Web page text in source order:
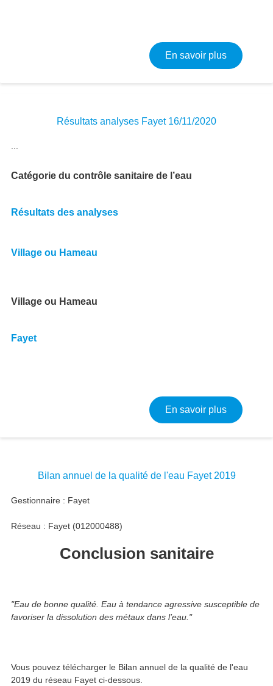
En savoir plussur
Résultats analyses Fayet 16/11/2020
Catégorie du contrôle sanitaire de l’eau
Résultats des analyses
Village ou Hameau
Village ou Hameau
Fayet
En savoir plussur
Bilan annuel de la qualité de l'eau Fayet 2019
Gestionnaire : Fayet
Réseau : Fayet (012000488)
Conclusion sanitaire
"Eau de bonne qualité. Eau à tendance agressive susceptible de
favoriser la dissolution des métaux dans l’eau."
Vous pouvez télécharger le Bilan annuel de la qualité de l'eau
2019 du réseau Fayet ci-dessous.